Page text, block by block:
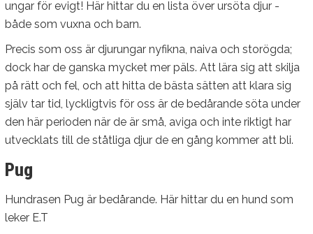
Vandrande tankar
ungar för evigt! Här hittar du en lista över ursöta djur -
både som vuxna och barn.
Precis som oss är djurungar nyfikna, naiva och storögda;
dock har de ganska mycket mer päls. Att lära sig att skilja
på rätt och fel, och att hitta de bästa sätten att klara sig
själv tar tid, lyckligtvis för oss är de bedårande söta under
den här perioden när de är små, aviga och inte riktigt har
utvecklats till de ståtliga djur de en gång kommer att bli.
Pug
Hundrasen Pug är bedårande. Här hittar du en hund som
leker E.T